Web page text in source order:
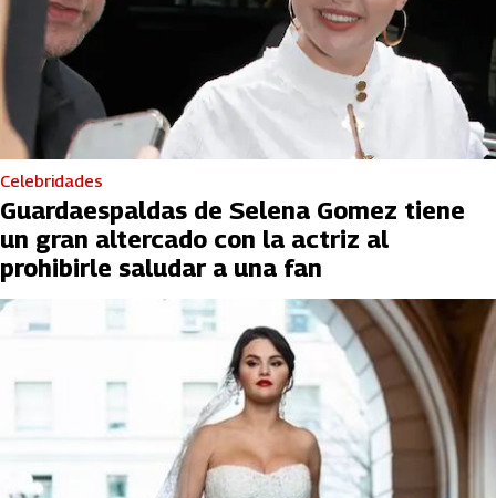
Celebridades
Guardaespaldas de Selena Gomez tiene
un gran altercado con la actriz al
prohibirle saludar a una fan